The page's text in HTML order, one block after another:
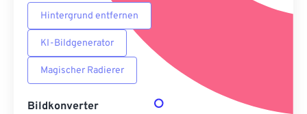
Hintergrund entfernen
KI-Bildgenerator
Magischer Radierer
Bildkonverter